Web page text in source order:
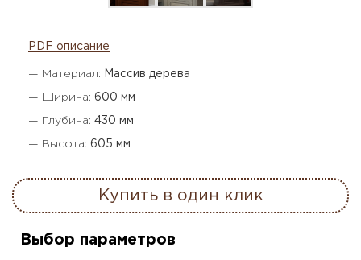
PDF описание
— Материал: Массив дерева
— Ширина: 600 мм
— Глубина: 430 мм
— Высота: 605 мм
Купить в один клик
Выбор параметров